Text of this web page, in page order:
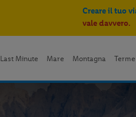
Creare il tuo
vale davvero.
Last Minute Mare Montagna Terme